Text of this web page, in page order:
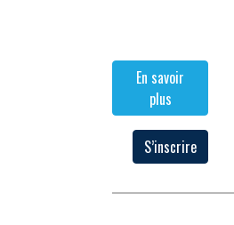
En savoir
plus
S’inscrire